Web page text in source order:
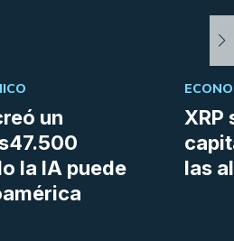
un
la IA puede
XRP
las